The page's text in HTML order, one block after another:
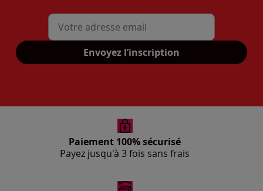
Mon adresse mail
Envoyez l’inscription
Paiement 100% sécurisé
Payez jusqu'à 3 fois sans frais